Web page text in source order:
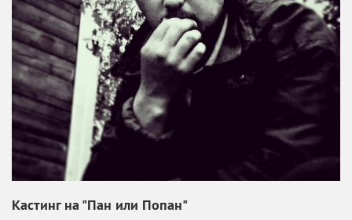
Кастинг на "Пан или Попан"